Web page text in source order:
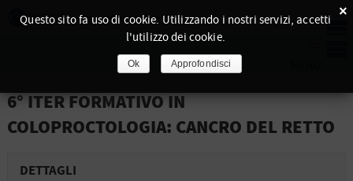
6° ITER FORMATIVO IN
COLOPROCTOLOGIA: CANCRO DEL RETTO
DETTAGLI
×
Questo sito fa uso di cookie. Utilizzando i nostri servizi, accetti
l'utilizzo dei cookie.
Ok Approfondisci